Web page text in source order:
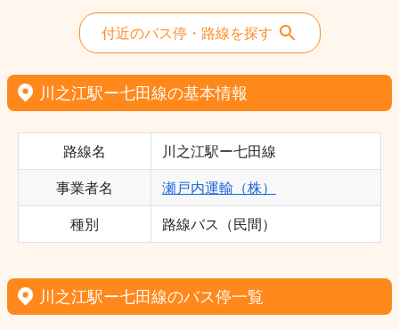
付近のバス停・路線を探す
川之江駅ー七田線の基本情報
路線名 川之江駅ー七田線
事業者名 瀬戸内運輸（株）
種別 路線バス（民間）
川之江駅ー七田線のバス停一覧